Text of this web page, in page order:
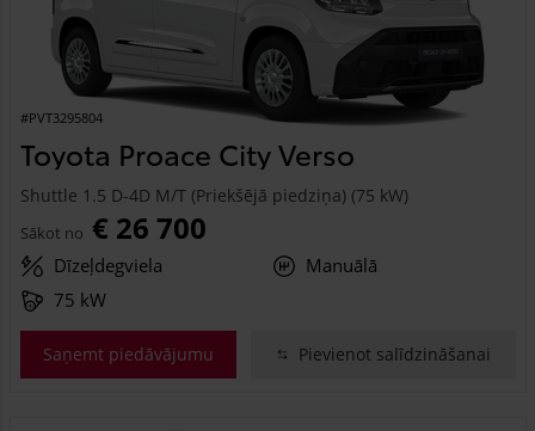
#PVT3295804
Toyota Proace City Verso
Shuttle 1.5 D-4D M/T (Priekšējā piedziņa) (75 kW)
Sākot no € 26 700
Dīzeļdegviela
Manuālā
75 kW
Saņemt piedāvājumu Pievienot salīdzināšanai